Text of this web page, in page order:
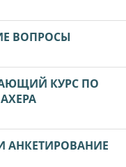
ВОПРОСЫ
КУРС ПО
АНКЕТИРОВАНИЕ